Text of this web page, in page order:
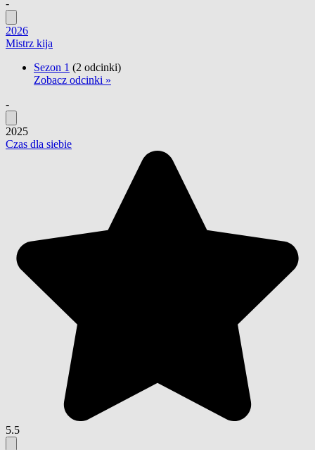
-
2026
Mistrz kija
Sezon 1 (2 odcinki)
Zobacz odcinki »
-
2025
Czas dla siebie
5.5